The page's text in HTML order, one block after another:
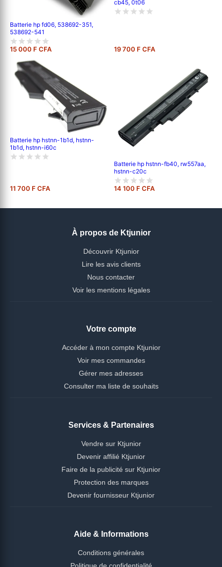
Batterie hp fd06, 538692-351,
538692-541
15 000 F CFA
cb45, 0t06
19 700 F CFA
Batterie hp hstnn-1b1d, hstnn-
1b1d, hstnn-i60c
11 700 F CFA
Batterie hp hstnn-fb40, rw557aa,
hstnn-c20c
14 100 F CFA
À propos de Ktjunior
Découvrir Ktjunior
Lire les avis clients
Nous contacter
Voir les mentions légales
Votre compte
Accéder à mon compte Ktjunior
Voir mes commandes
Gérer mes adresses
Consulter ma liste de souhaits
Services & Partenaires
Vendre sur Ktjunior
Devenir affilié Ktjunior
Faire de la publicité sur Ktjunior
Protection des marques
Devenir fournisseur Ktjunior
Aide & Informations
Conditions générales